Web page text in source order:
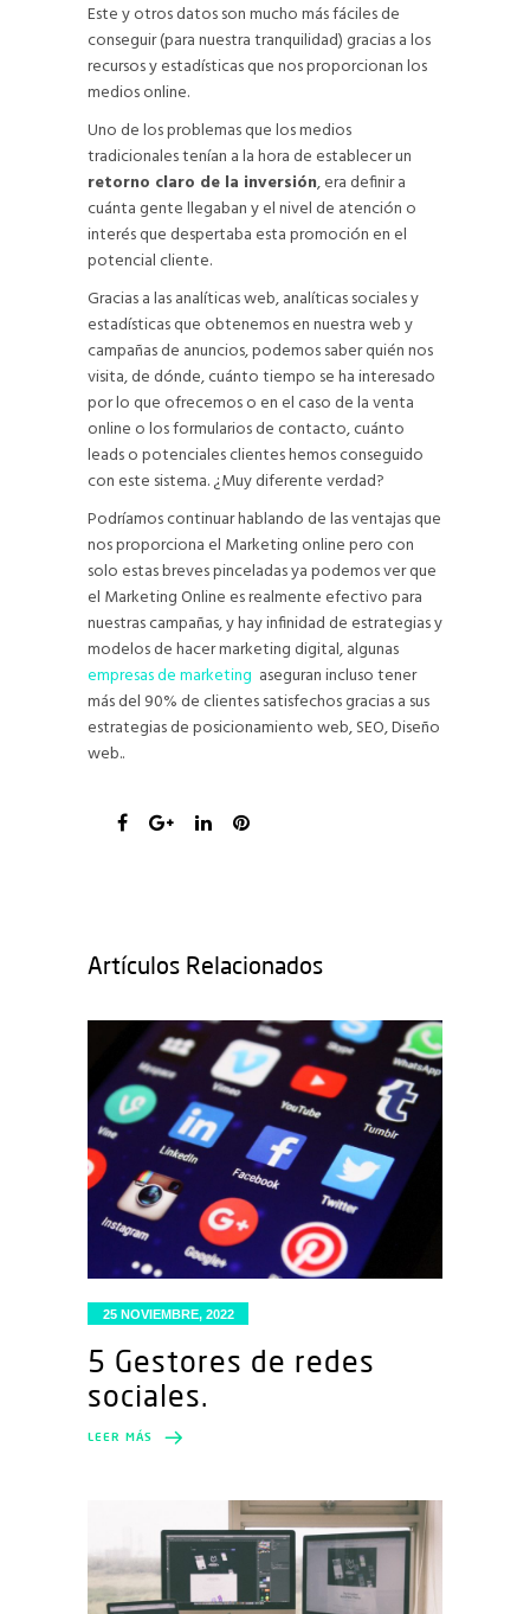
Este y otros datos son mucho más fáciles de
conseguir (para nuestra tranquilidad) gracias a los
recursos y estadísticas que nos proporcionan los
medios online.
Uno de los problemas que los medios
tradicionales tenían a la hora de establecer un
retorno claro de la inversión, era definir a
cuánta gente llegaban y el nivel de atención o
interés que despertaba esta promoción en el
potencial cliente.
Gracias a las analíticas web, analíticas sociales y
estadísticas que obtenemos en nuestra web y
campañas de anuncios, podemos saber quién nos
visita, de dónde, cuánto tiempo se ha interesado
por lo que ofrecemos o en el caso de la venta
online o los formularios de contacto, cuánto
leads o potenciales clientes hemos conseguido
con este sistema. ¿Muy diferente verdad?
Podríamos continuar hablando de las ventajas que
nos proporciona el Marketing online pero con
solo estas breves pinceladas ya podemos ver que
el Marketing Online es realmente efectivo para
nuestras campañas, y hay infinidad de estrategias y
modelos de hacer marketing digital, algunas
empresas de marketing aseguran incluso tener
más del 90% de clientes satisfechos gracias a sus
estrategias de posicionamiento web, SEO, Diseño
web..
Artículos Relacionados
25 NOVIEMBRE, 2022
5 Gestores de redes
sociales.
LEER MÁS